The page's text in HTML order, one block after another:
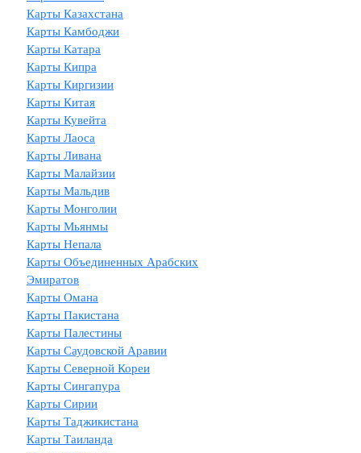
Карты Казахстана
Карты Камбоджи
Карты Катара
Карты Кипра
Карты Киргизии
Карты Китая
Карты Кувейта
Карты Лаоса
Карты Ливана
Карты Малайзии
Карты Мальдив
Карты Монголии
Карты Мьянмы
Карты Непала
Карты Объединенных Арабских
Эмиратов
Карты Омана
Карты Пакистана
Карты Палестины
Карты Саудовской Аравии
Карты Северной Кореи
Карты Сингапура
Карты Сирии
Карты Таджикистана
Карты Таиланда